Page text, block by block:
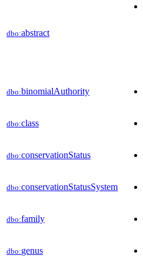
dbo:abstract
dbo:binomialAuthority
dbo:class
dbo:conservationStatus
dbo:conservationStatusSystem
dbo:family
dbo:genus